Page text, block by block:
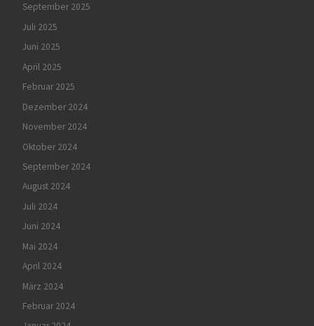
September 2025
Juli 2025
Juni 2025
April 2025
Februar 2025
Dezember 2024
November 2024
Oktober 2024
September 2024
August 2024
Juli 2024
Juni 2024
Mai 2024
April 2024
März 2024
Februar 2024